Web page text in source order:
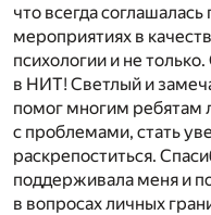
что всегда
мероприятиях в
психологии и не
в НИТ! Светлый и
помог многим ребятам
с проблемами, стать
раскрепоститься.
поддерживала меня и
в вопросах личных